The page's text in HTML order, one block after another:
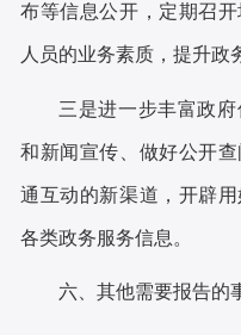
布等信息公开，定期召
人员的业务素质，提升政
三是进一步丰富政
和新闻宣传、做好公开
通互动的新渠道，开辟
各类政务服务信息。
六、其他需要报告的